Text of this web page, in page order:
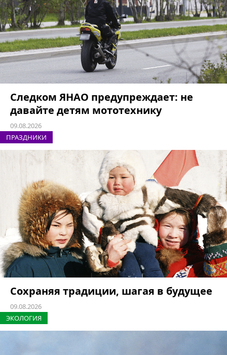
Следком ЯНАО предупреждает: не
давайте детям мототехнику
09.08.2026
ПРАЗДНИКИ
Сохраняя традиции, шагая в будущее
09.08.2026
ЭКОЛОГИЯ